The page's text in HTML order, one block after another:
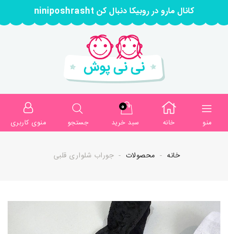
کانال مارو در روبیکا دنبال کن niniposhrasht
منو خانه
0
سبد خرید
جستجو منوی کاربری
خانه محصولات جوراب شلواری قلبی